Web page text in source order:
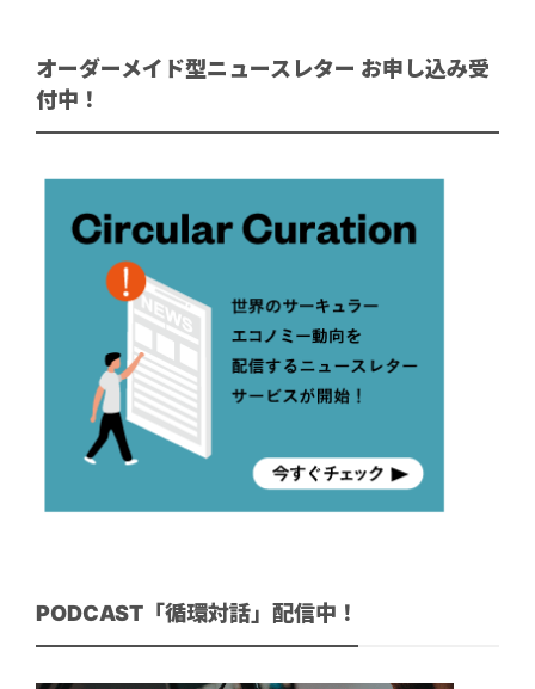
オーダーメイド型ニュースレター お申し込み受
付中！
PODCAST「循環対話」配信中！